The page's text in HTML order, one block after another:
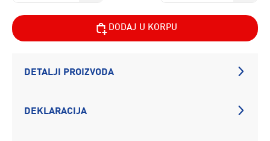
DODAJ U KORPU
DETALJI PROIZVODA
DEKLARACIJA